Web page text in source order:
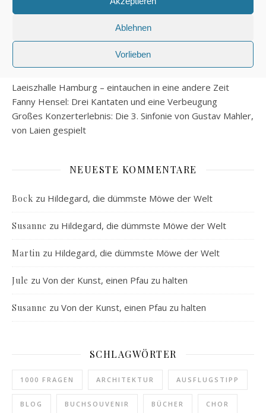
Ablehnen
Vorlieben
Gebäude
Kurzer Spaziergang durch die Schmidt-Rottluff-Allee
Der versteckte Erdbeermond
Liberty: Gedenkmünze zu 200 Jahre Unabhängigkeit der
Laeiszhalle Hamburg – eintauchen in eine andere Zeit
Fanny Hensel: Drei Kantaten und eine Verbeugung
Großes Konzerterlebnis: Die 3. Sinfonie von Gustav Mahler,
von Laien gespielt
NEUESTE KOMMENTARE
Bock zu Hildegard, die dümmste Möwe der Welt
Susanne zu Hildegard, die dümmste Möwe der Welt
Martin zu Hildegard, die dümmste Möwe der Welt
Jule zu Von der Kunst, einen Pfau zu halten
Susanne zu Von der Kunst, einen Pfau zu halten
SCHLAGWÖRTER
1000 FRAGEN ARCHITEKTUR AUSFLUGSTIPP
BLOG BUCHSOUVENIR BÜCHER CHOR